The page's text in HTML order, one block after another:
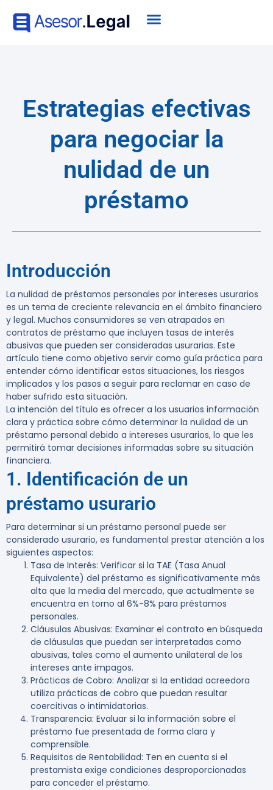
Estrategias efectivas
para negociar la
nulidad de un
préstamo
Introducción
La nulidad de préstamos personales por intereses usurarios
es un tema de creciente relevancia en el ámbito financiero
y legal. Muchos consumidores se ven atrapados en
contratos de préstamo que incluyen tasas de interés
abusivas que pueden ser consideradas usurarias. Este
artículo tiene como objetivo servir como guía práctica para
entender cómo identificar estas situaciones, los riesgos
implicados y los pasos a seguir para reclamar en caso de
haber sufrido esta situación.
La intención del título es ofrecer a los usuarios información
clara y práctica sobre cómo determinar la nulidad de un
préstamo personal debido a intereses usurarios, lo que les
permitirá tomar decisiones informadas sobre su situación
financiera.
1. Identificación de un
préstamo usurario
Para determinar si un préstamo personal puede ser
considerado usurario, es fundamental prestar atención a los
siguientes aspectos:
Tasa de Interés: Verificar si la TAE (Tasa Anual
Equivalente) del préstamo es significativamente más
alta que la media del mercado, que actualmente se
encuentra en torno al 6%-8% para préstamos
personales.
Cláusulas Abusivas: Examinar el contrato en búsqueda
de cláusulas que puedan ser interpretadas como
abusivas, tales como el aumento unilateral de los
intereses ante impagos.
Prácticas de Cobro: Analizar si la entidad acreedora
utiliza prácticas de cobro que puedan resultar
coercitivas o intimidatorias.
Transparencia: Evaluar si la información sobre el
préstamo fue presentada de forma clara y
comprensible.
Requisitos de Rentabilidad: Ten en cuenta si el
prestamista exige condiciones desproporcionadas
para conceder el préstamo.